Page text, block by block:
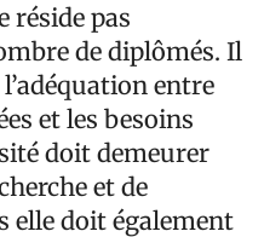
réside pas
de diplômés. Il
entre
et les besoins
doit demeurer
et de
elle doit également